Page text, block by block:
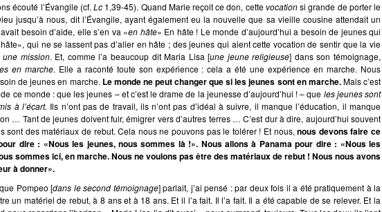
écouté l’Évangile (cf.Lc 1,39-45). Quand Marie reçoit ce don, cette vocationsi grande de porter le
jusqu’à nous, dit l’Évangile, ayant également eu la nouvelle que sa vieille cousine attendait un
besoin d’aide, elle s’en va «en hâte» En hâte ! Le monde d’aujourd’hui a besoin de jeunes qui
qui ne se lassent pas d’aller en hâte ; des jeunes qui aient cette vocation de sentir que la vie
une mission. Et, comme l’a beaucoup dit Maria Lisa [une jeune religieuse] dans son témoignage,
en marche. Elle a raconté toute son expérience : cela a été une expérience en marche. Nous
de jeunes en marche. Le monde ne peut changer que si les jeunes sont en marche.Mais c’est
ce monde : que les jeunes – et c’est le drame de la jeunesse d’aujourd’hui ! – que les jeunes sont
à l’écart. Ils n’ont pas de travail, ils n’ont pas d’idéal à suivre, il manque l’éducation, il manque
… Tant de jeunes doivent fuir, émigrer vers d’autres terres … C’est dur à dire, aujourd’hui souvent
sont des matériaux de rebut. Cela nous ne pouvons pas le tolérer ! Et nous,nous devons faire ce
dire : «Nous les jeunes, nous sommes là !». Nous allons à Panama pour dire : «Nous les
sommes ici, en marche. Nous ne voulons pas être des matériaux de rebut ! Nous nous avons
à donner».
Pompeo [dans le second témoignage] parlait, j’ai pensé : par deux fois il a été pratiquement à la
un matériel de rebut, à 8 ans et à 18 ans. Et il l’a fait. Il l’a fait. Il a été capable de se relever. Et la